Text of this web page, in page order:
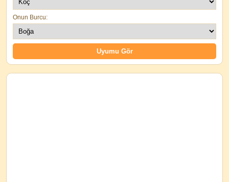
Onun Burcu: